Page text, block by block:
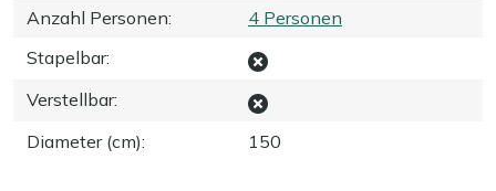
Anzahl Personen:
4 Personen
Stapelbar:
Verstellbar:
Diameter (cm): 150